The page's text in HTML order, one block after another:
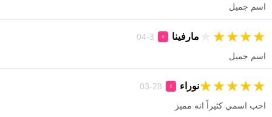
اسم جميل
مارفينا ♀
3-04 ★
★
★
★
اسم جميل
نوراء ♀
28-03 ★
★
★
★
★
احب اسمي كثيراً انه مميز